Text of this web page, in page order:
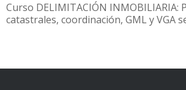
Curso DELIMITACIÓN INMOBILIARIA:
catastrales, coordinación, GML y VGA